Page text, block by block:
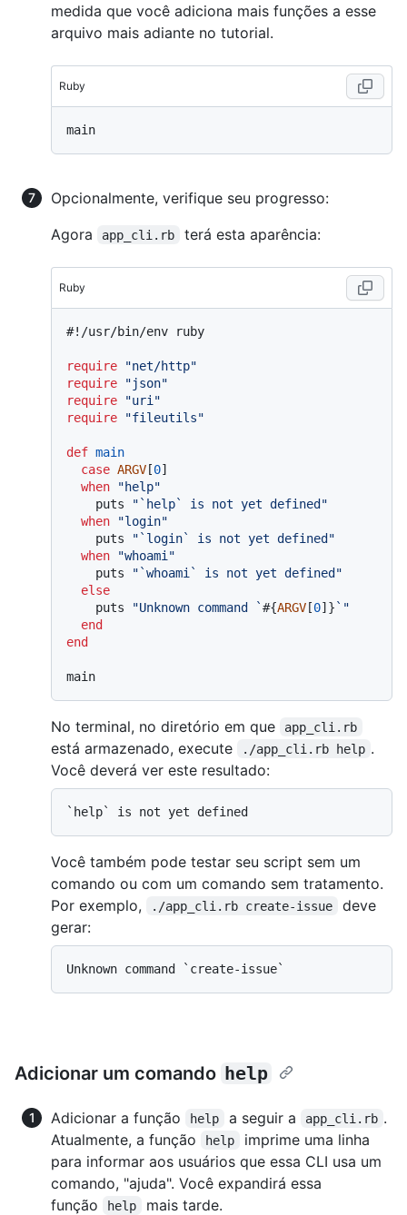
medida que você adiciona mais funções a esse
arquivo mais adiante no tutorial.
Ruby
Opcionalmente, verifique seu progresso:
Agora
app_cli.rb terá esta aparência:
Ruby
#!/usr/bin/env ruby
require
"net/http"
require
"json"
require
"uri"
require
"fileutils"
def main
case ARGV [0]
when
"help"
    puts
"`help` is not yet defined"
when
"login"
    puts
"`login` is not yet defined"
when
"whoami"
    puts
"`whoami` is not yet defined"
else
    puts
"Unknown command `#{ARGV [0]} `"
end
end
No terminal, no diretório em que app_cli.rb
está armazenado, execute ./app_cli.rb help .
Você deverá ver este resultado:
Você também pode testar seu script sem um
comando ou com um comando sem tratamento.
Por exemplo,
./app_cli.rb create-issue
deve
gerar:
Adicionar um comando help
Adicionar a função help a seguir a app_cli.rb .
Atualmente, a função
help
imprime uma linha
para informar aos usuários que essa CLI usa um
comando, "ajuda". Você expandirá essa
função
help mais tarde.